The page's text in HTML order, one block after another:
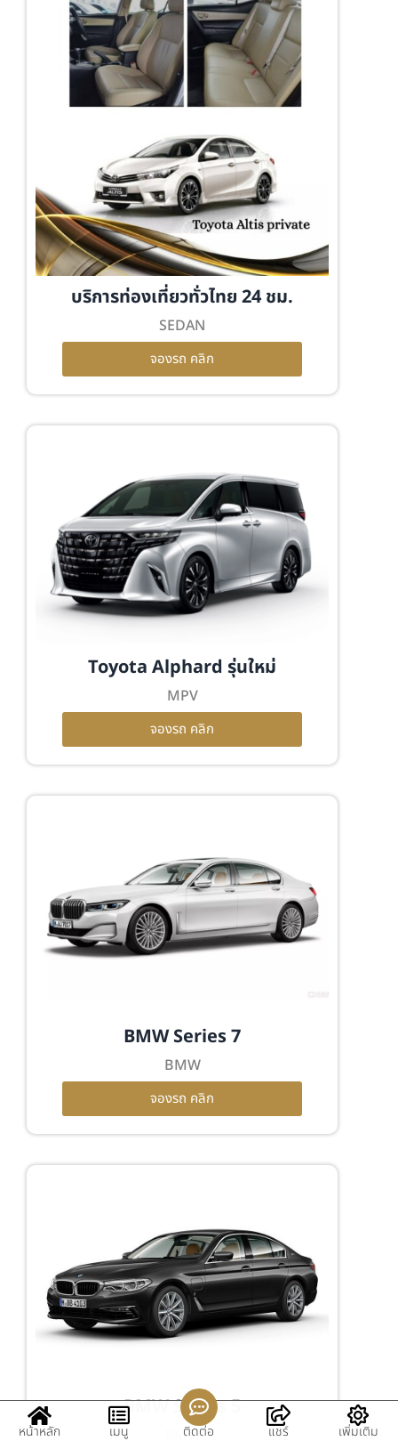
บริการท่องเที่ยวทั่วไทย 24 ชม.
SEDAN
จองรถ คลิก
Toyota Alphard รุ่นใหม่
MPV
จองรถ คลิก
BMW Series 7
BMW
จองรถ คลิก
BMW Series 5
BMW
หน้าหลัก เมนู ติดต่อ แชร์ เพิ่มเติม